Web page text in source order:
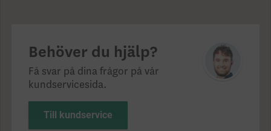
Behöver du hjälp?
Få svar på dina frågor på vår
kundservicesida.
Till kundservice